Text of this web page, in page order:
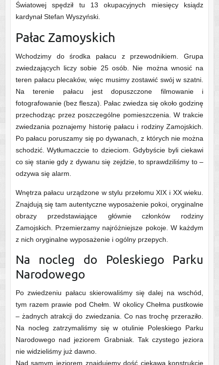
Światowej spędził tu 13 okupacyjnych miesięcy ksiądz
kardynał Stefan Wyszyński.
Pałac Zamoyskich
Wchodzimy do środka pałacu z przewodnikiem. Grupa
zwiedzających liczy sobie 25 osób. Nie można wnosić na
teren pałacu plecaków, więc musimy zostawić swój w szatni.
Na terenie pałacu jest dopuszczone filmowanie i
fotografowanie (bez flesza). Pałac zwiedza się około godzinę
przechodząc przez poszczególne pomieszczenia. W trakcie
zwiedzania poznajemy historię pałacu i rodziny Zamojskich.
Po pałacu poruszamy się po dywanach, z których nie można
schodzić. Wytłumaczcie to dzieciom. Gdybyście byli ciekawi
co się stanie gdy z dywanu się zejdzie, to sprawdziliśmy to –
odzywa się alarm.
Wnętrza pałacu urządzone w stylu przełomu XIX i XX wieku.
Znajdują się tam autentyczne wyposażenie pokoi, oryginalne
obrazy przedstawiające głównie członków rodziny
Zamojskich. Przemierzamy najróżniejsze pokoje. W każdym
z nich oryginalne wyposażenie i ogólny przepych.
Na nocleg do Poleskiego Parku
Narodowego
Po zwiedzeniu pałacu skierowaliśmy się dalej na wschód,
tym razem prawie pod Chełm. W okolicy Chełma pustkowie
– żadnych atrakcji do zwiedzania. Co nas trochę przeraziło.
Na nocleg zatrzymaliśmy się w otulinie Poleskiego Parku
Narodowego nad jeziorem Grabniak. Tak czystego jeziora
nie widzieliśmy już dawno.
Nad samym jeziorem znajdujemy dość ciekawą konstrukcję